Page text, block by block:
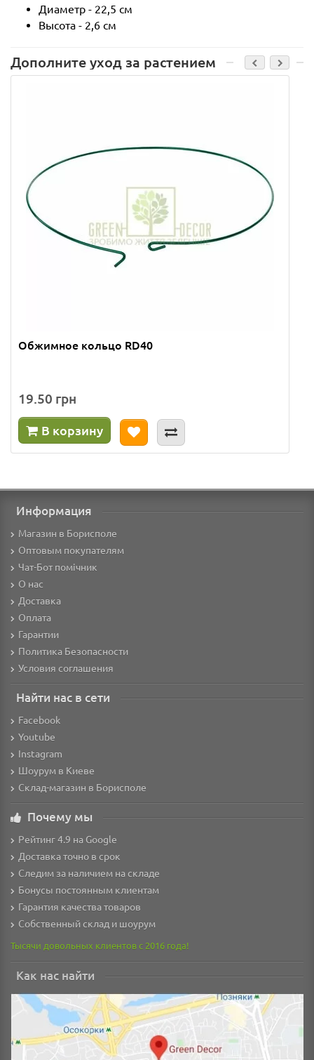
Диаметр - 22,5 см
Высота - 2,6 см
Дополните уход за растением
Обжимное кольцо RD40
19.50 грн
В корзину
Информация
Магазин в Борисполе
Оптовым покупателям
Чат-Бот помічник
О нас
Доставка
Оплата
Гарантии
Политика Безопасности
Условия соглашения
Найти нас в сети
Facebook
Youtube
Instagram
Шоурум в Киеве
Склад-магазин в Борисполе
Почему мы
Рейтинг 4.9 на Google
Доставка точно в срок
Следим за наличием на складе
Бонусы постоянным клиентам
Гарантия качества товаров
Собственный склад и шоурум
Тысячи довольных клиентов с 2016 года!
Как нас найти